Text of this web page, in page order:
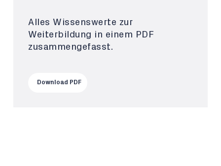
Alles Wissenswerte zur
Weiterbildung in einem PDF
zusammengefasst.
Download PDF